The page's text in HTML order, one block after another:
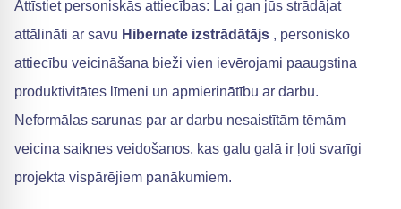
Attīstiet personiskās attiecības: Lai gan jūs strādājat
attālināti ar savu Hibernate izstrādātājs , personisko
attiecību veicināšana bieži vien ievērojami paaugstina
produktivitātes līmeni un apmierinātību ar darbu.
Neformālas sarunas par ar darbu nesaistītām tēmām
veicina saiknes veidošanos, kas galu galā ir ļoti svarīgi
projekta vispārējiem panākumiem.